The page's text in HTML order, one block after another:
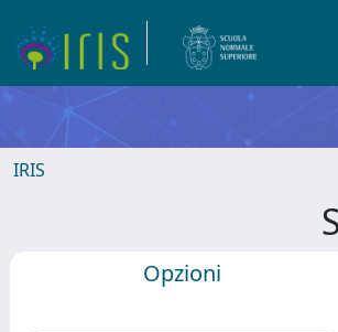
IRIS
Opzioni